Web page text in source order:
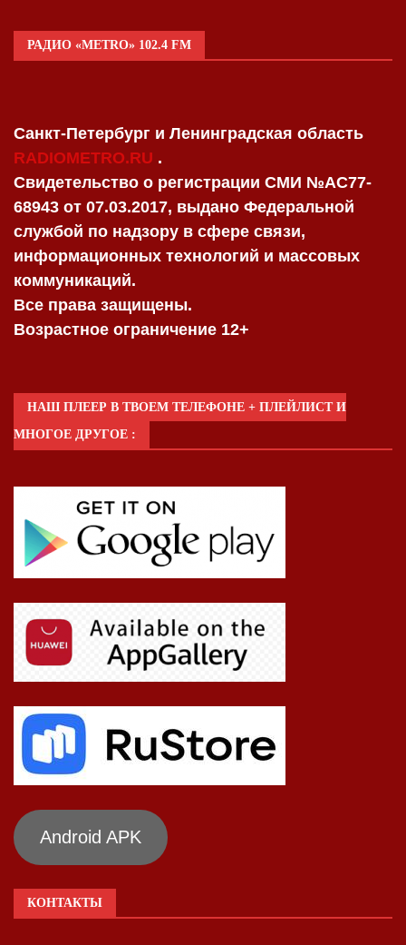
РАДИО «METRO» 102.4 FM
Санкт-Петербург и Ленинградская область
RADIOMETRO.RU .
Свидетельство о регистрации СМИ №AC77-
68943 от 07.03.2017, выдано Федеральной
службой по надзору в сфере связи,
информационных технологий и массовых
коммуникаций.
Все права защищены.
Возрастное ограничение 12+
НАШ ПЛЕЕР В ТВОЕМ ТЕЛЕФОНЕ + ПЛЕЙЛИСТ И
МНОГОЕ ДРУГОЕ :
Android APK
КОНТАКТЫ